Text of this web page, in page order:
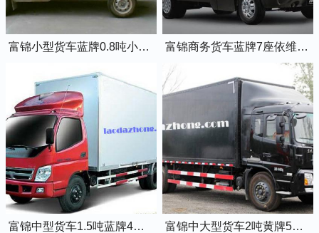
富锦小型货车蓝牌0.8吨小卡车 富锦商务货车蓝牌7座依维柯全顺车
富锦中型货车1.5吨蓝牌4米2厢式货车 富锦中大型货车2吨黄牌5米2厢式货车